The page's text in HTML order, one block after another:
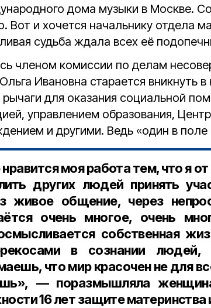
дома музыки в Москве.
Вот и хочется начальнику отдела
судьба ждала всех её
членом комиссии по делам
Ивановна старается вникнуть
рычаги для оказания социальной
управлением образования,
и другими. Ведь «один в поле
моя работа тем, что я
других людей принять
живое общение, через
очень многое, очень
собственная
в сознании
что мир красочен не для
— поразмышляла
16 лет защите материнства